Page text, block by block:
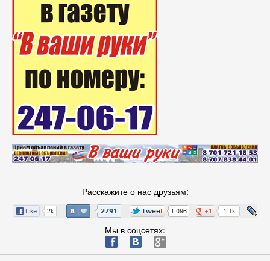
Расскажите о нас друзьям:
Мы в соцсетях:
ä æ è